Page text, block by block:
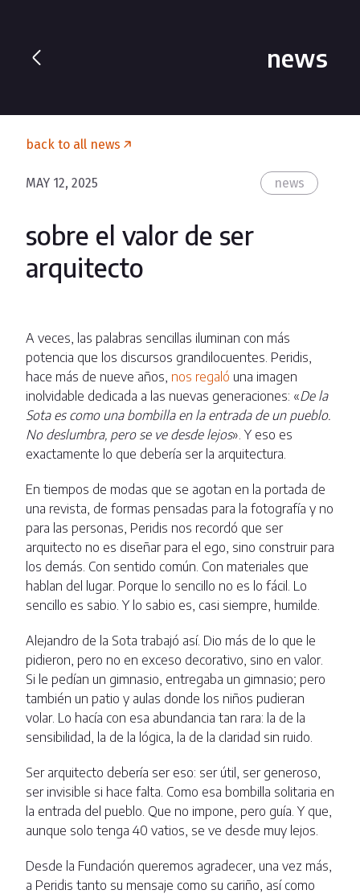
news
back to all news
MAY 12, 2025 news
sobre el valor de ser
arquitecto
A veces, las palabras sencillas iluminan con más
potencia que los discursos grandilocuentes. Peridis,
hace más de nueve años, nos regaló una imagen
inolvidable dedicada a las nuevas generaciones: «De la
Sota es como una bombilla en la entrada de un pueblo.
No deslumbra, pero se ve desde lejos». Y eso es
exactamente lo que debería ser la arquitectura.
En tiempos de modas que se agotan en la portada de
una revista, de formas pensadas para la fotografía y no
para las personas, Peridis nos recordó que ser
arquitecto no es diseñar para el ego, sino construir para
los demás. Con sentido común. Con materiales que
hablan del lugar. Porque lo sencillo no es lo fácil. Lo
sencillo es sabio. Y lo sabio es, casi siempre, humilde.
Alejandro de la Sota trabajó así. Dio más de lo que le
pidieron, pero no en exceso decorativo, sino en valor.
Si le pedían un gimnasio, entregaba un gimnasio; pero
también un patio y aulas donde los niños pudieran
volar. Lo hacía con esa abundancia tan rara: la de la
sensibilidad, la de la lógica, la de la claridad sin ruido.
Ser arquitecto debería ser eso: ser útil, ser generoso,
ser invisible si hace falta. Como esa bombilla solitaria en
la entrada del pueblo. Que no impone, pero guía. Y que,
aunque solo tenga 40 vatios, se ve desde muy lejos.
Desde la Fundación queremos agradecer, una vez más,
a Peridis tanto su mensaje como su cariño, así como